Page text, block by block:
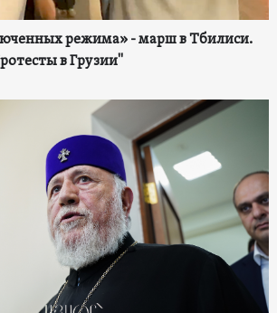
режима» - марш в Тбилиси.
в Грузии"